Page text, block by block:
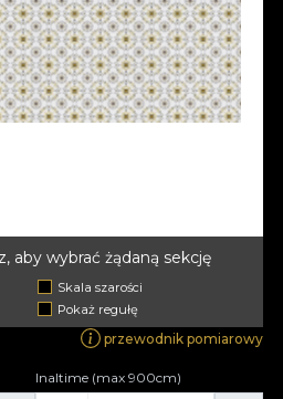
aby wybrać żądaną sekcję
Skala szarości
Pokaż regułę
przewodnik pomiarowy
Inaltime (max 900cm)